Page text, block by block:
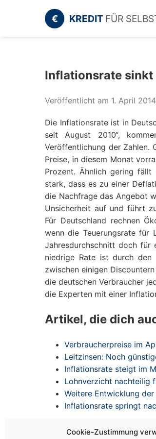
Cookie-Zustimmung
€ KREDIT FÜR
Inflationsrate sinkt
Veröffentlicht am 1. April 2014
Die Inflationsrate ist in
seit August 2010“,
Veröffentlichung der Zahlen.
Preise, in diesem Monat
Prozent. Ähnlich gering fällt
stark, dass es zu einer
die Nachfrage das Angebot
Unsicherheit auf und führt
Für Deutschland rechnen
wenn die Teuerungsrate für
Jahresdurchschnitt doch
niedrige Rate ist durch den
zwischen einigen
die deutschen Verbraucher
die Experten mit einer
Artikel, die dich
Verbraucherpreise im
Leitzinsen: Noch
Inflationsrate steigt im
Lohnverzicht nachteilig
Weitere Entwicklung
Inflationsrate springt